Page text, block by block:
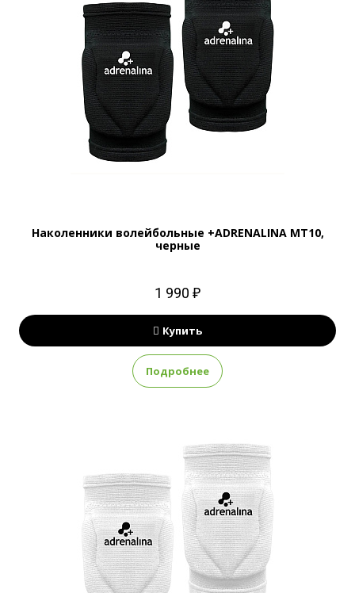
Наколенники волейбольные +ADRENALINA MT10,
черные
1 990 ₽
Купить
Подробнее